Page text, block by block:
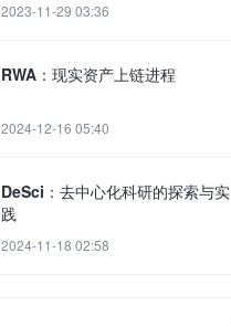
2023-11-29 03:36
RWA：现实资产上链进程
2024-12-16 05:40
DeSci：去中心化科研的探索与实
践
2024-11-18 02:58